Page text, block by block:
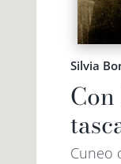
Silvia
Cuneo